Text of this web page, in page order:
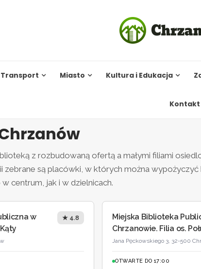
Transport Miasto Kultura i Edukacja
Kontakt
z rozbudowaną ofertą a małymi filiami
zebrane są placówki, w których można
centrum, jak i w dzielnicach.
w
★ 4.8
Miejska Biblioteka
Chrzanowie. Filia os.
Jana Pęckowskiego 3, 32-500
OTWARTE DO 17:00